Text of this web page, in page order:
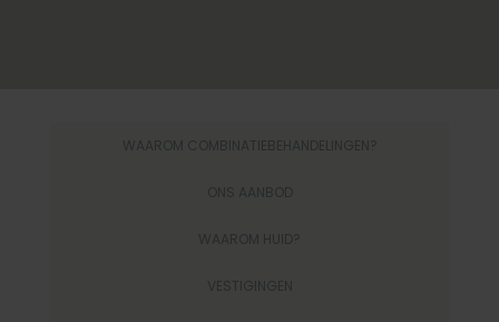
WAAROM COMBINATIEBEHANDELINGEN?
ONS AANBOD
WAAROM HUID?
VESTIGINGEN